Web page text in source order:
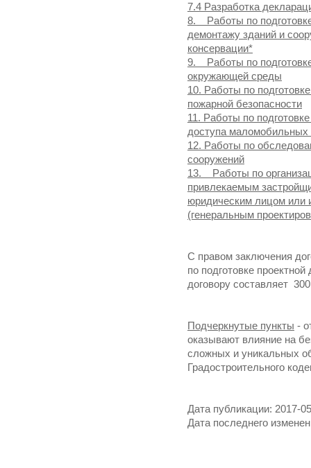
7.4 Разработка
8. Работы по подготовке
демонтажу зданий и
консервации*
9. Работы по
окружающей среды
10. Работы по
пожарной безопасности
11. Работы по
доступа маломобильных
12. Работы по
сооружений
13. Работы по
привлекаемым
юридическим лицом или
(генеральным
С правом заключения
по подготовке
договору составляет
Подчеркнутые пункты -
оказывают влияние на
сложных и уникальных
Градостроительного
Дата публикации: 2017-
Дата последнего